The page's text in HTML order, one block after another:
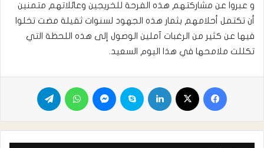
و عبروا عن مشاركتهم هذه الفرحة للخريجين وعائلاتهم متمنين
أن تكتمل أحلامهم بثمار هذه الجهود لسنوات ثقيلة مضت تخلوا
فيها عن كثير من الرغبات آملين الوصول إلى هذه اللحظة التي
تكللت ملامحها في هذا اليوم السعيد.